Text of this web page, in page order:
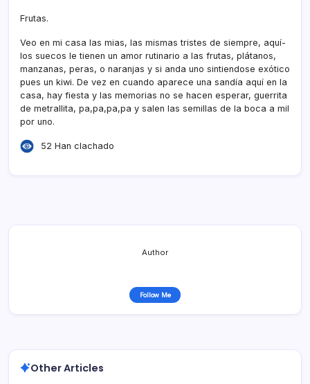
Frutas.
Veo en mi casa las mias, las mismas tristes de siempre, aquí­
los suecos le tienen un amor rutinario a las frutas, plátanos,
manzanas, peras, o naranjas y si anda uno sintiendose exótico
pues un kiwi. De vez en cuando aparece una sandí­a aquí­ en la
casa, hay fiesta y las memorias no se hacen esperar, guerrita
de metrallita, pa,pa,pa,pa y salen las semillas de la boca a mil
por uno.
52 Han clachado
Author
Follow Me
Other Articles